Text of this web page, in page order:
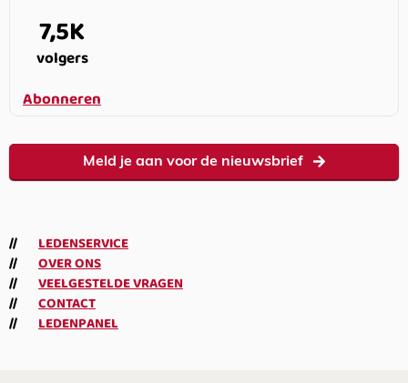
7,5K
volgers
Abonneren
Meld je aan voor de nieuwsbrief
LEDENSERVICE
OVER ONS
VEELGESTELDE VRAGEN
CONTACT
LEDENPANEL